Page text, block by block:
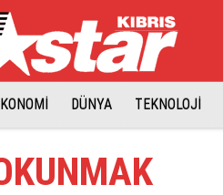
DÜNYA TEKNOLOJİ